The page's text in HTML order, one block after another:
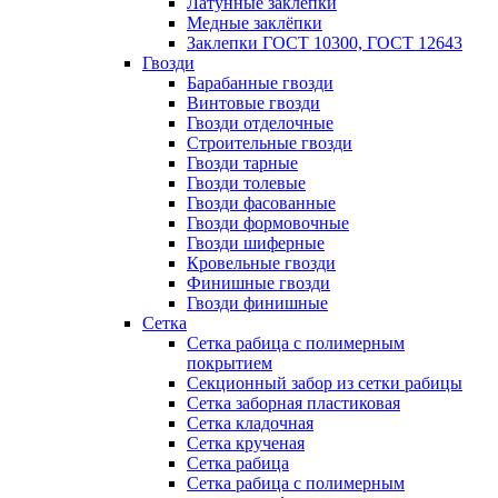
Медные заклёпки
Заклепки ГОСТ 10300, ГОСТ 12643
Гвозди
Барабанные гвозди
Винтовые гвозди
Гвозди отделочные
Строительные гвозди
Гвозди тарные
Гвозди толевые
Гвозди фасованные
Гвозди формовочные
Гвозди шиферные
Кровельные гвозди
Финишные гвозди
Гвозди финишные
Сетка
Сетка рабица с полимерным
покрытием
Секционный забор из сетки рабицы
Сетка заборная пластиковая
Сетка кладочная
Сетка крученая
Сетка рабица
Сетка рабица с полимерным